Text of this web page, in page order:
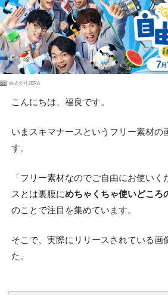
PR 株式会社JERA
こんにちは、福良です。
いまスキマナースというフリー素材の
す。
「フリー素材なのでご自由にお使い
スとは裏腹にめちゃくちゃ使いどころ
のことで注目を集めています。
そこで、実際にリリースされている画
た。